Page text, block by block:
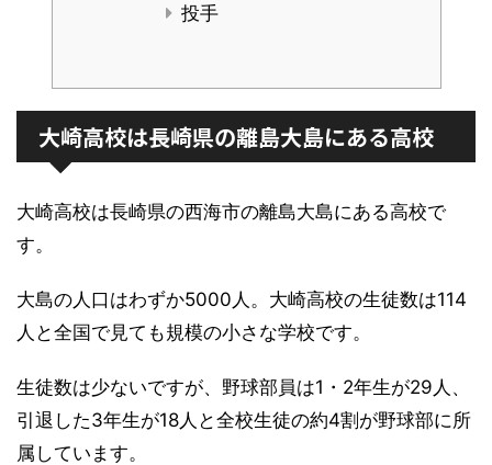
投手
大崎高校は長崎県の離島大島にある高校
大崎高校は長崎県の西海市の離島大島にある高校で
す。
大島の人口はわずか5000人。大崎高校の生徒数は114
人と全国で見ても規模の小さな学校です。
生徒数は少ないですが、野球部員は1・2年生が29人、
引退した3年生が18人と全校生徒の約4割が野球部に所
属しています。